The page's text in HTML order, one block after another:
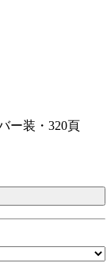
ー装・320頁